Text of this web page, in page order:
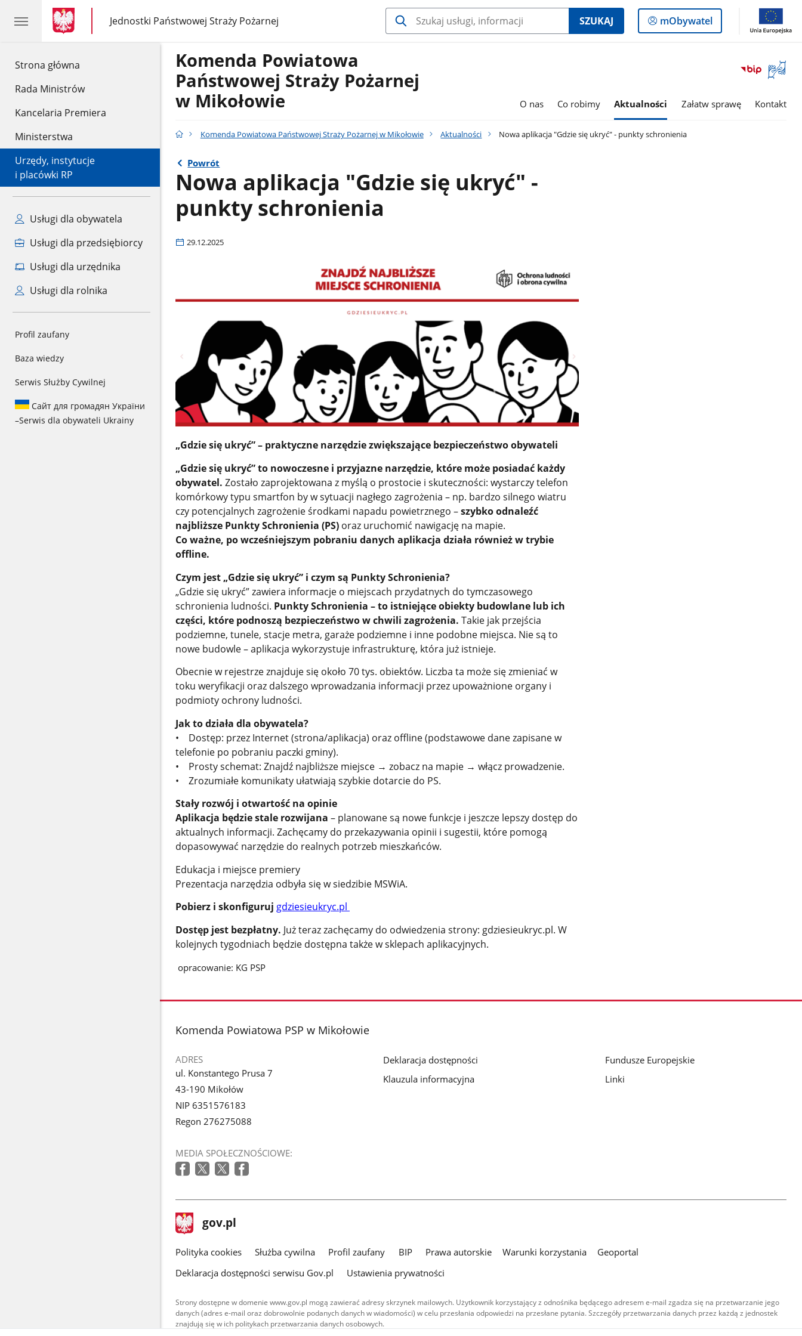
Strona główna
Rada Ministrów
Kancelaria Premiera
Ministerstwa
Urzędy, instytucje
i placówki RP
Usługi dla obywatela
Usługi dla przedsiębiorcy
Usługi dla urzędnika
Usługi dla rolnika
Profil zaufany
Baza wiedzy
Serwis Służby Cywilnej
Сайт для громадян України
–Serwis dla obywateli Ukrainy
gov.pl
gov.pl
Jednostki Państwowej Straży Pożarnej
gov.pl
Jednostki
Państwowej
SZUKAJ
Logowanie
do
mObywatel
Otwórz
okno
Komenda Powiatowa
Państwowej Straży Pożarnej
w Mikołowie
O nas Co robimy Aktualności Załatw sprawę Kontakt
Komenda Powiatowa Państwowej Straży Pożarnej w Mikołowie Aktualności Nowa aplikacja "Gdzie się ukryć" - punkty schronienia
Powrót
Nowa aplikacja "Gdzie się ukryć" -
punkty schronienia
29.12.2025
„Gdzie się ukryć” – praktyczne narzędzie zwiększające bezpieczeństwo obywateli
„Gdzie się ukryć” to nowoczesne i przyjazne narzędzie, które może posiadać każdy
obywatel. Zostało zaprojektowana z myślą o prostocie i skuteczności: wystarczy telefon
komórkowy typu smartfon by w sytuacji nagłego zagrożenia – np. bardzo silnego wiatru
czy potencjalnych zagrożenie środkami napadu powietrznego –szybko odnaleźć
najbliższe Punkty Schronienia (PS) oraz uruchomić nawigację na mapie.
Co ważne, po wcześniejszym pobraniu danych aplikacja działa również w trybie
offline.
Czym jest „Gdzie się ukryć” i czym są Punkty Schronienia?
„Gdzie się ukryć” zawiera informacje o miejscach przydatnych do tymczasowego
schronienia ludności. Punkty Schronienia – to istniejące obiekty budowlane lub ich
części, które podnoszą bezpieczeństwo w chwili zagrożenia. Takie jak przejścia
podziemne, tunele, stacje metra, garaże podziemne i inne podobne miejsca. Nie są to
nowe budowle – aplikacja wykorzystuje infrastrukturę, która już istnieje.
Obecnie w rejestrze znajduje się około 70 tys. obiektów. Liczba ta może się zmieniać w
toku weryfikacji oraz dalszego wprowadzania informacji przez upoważnione organy i
podmioty ochrony ludności.
Jak to działa dla obywatela?
• Dostęp: przez Internet (strona/aplikacja) oraz offline (podstawowe dane zapisane w
telefonie po pobraniu paczki gminy).
• Prosty schemat: Znajdź najbliższe miejsce → zobacz na mapie → włącz prowadzenie.
• Zrozumiałe komunikaty ułatwiają szybkie dotarcie do PS.
Stały rozwój i otwartość na opinie
Aplikacja będzie stale rozwijana – planowane są nowe funkcje i jeszcze lepszy dostęp do
aktualnych informacji. Zachęcamy do przekazywania opinii i sugestii, które pomogą
dopasowywać narzędzie do realnych potrzeb mieszkańców.
Edukacja i miejsce premiery
Prezentacja narzędzia odbyła się w siedzibie MSWiA.
Pobierz i skonfiguruj gdziesieukryc.pl
Dostęp jest bezpłatny. Już teraz zachęcamy do odwiedzenia strony: gdziesieukryc.pl. W
kolejnych tygodniach będzie dostępna także w sklepach aplikacyjnych.
opracowanie: KG PSP
stopka
Komenda Powiatowa PSP w Mikołowie
ADRES
ul. Konstantego Prusa 7
43-190 Mikołów
NIP 6351576183
Regon 276275088
MEDIA SPOŁECZNOŚCIOWE:
Deklaracja dostępności
Klauzula informacyjna
Fundusze Europejskie
Linki
stopka
gov.pl Strona
gov.pl
gov.pl
Polityka cookies Służba cywilna Profil zaufany BIP Prawa autorskie Warunki korzystania
Geoportal
Deklaracja dostępności serwisu Gov.pl
Ustawienia prywatności
Strony dostępne w domenie www.gov.pl mogą zawierać adresy skrzynek mailowych. Użytkownik korzystający z odnośnika będącego adresem e-mail zgadza się na przetwarzanie jego
danych (adres e-mail oraz dobrowolnie podanych danych w wiadomości) w celu przesłania odpowiedzi na przesłane pytania. Szczegóły przetwarzania danych przez każdą z jednostek
znajdują się w ich politykach przetwarzania danych osobowych.